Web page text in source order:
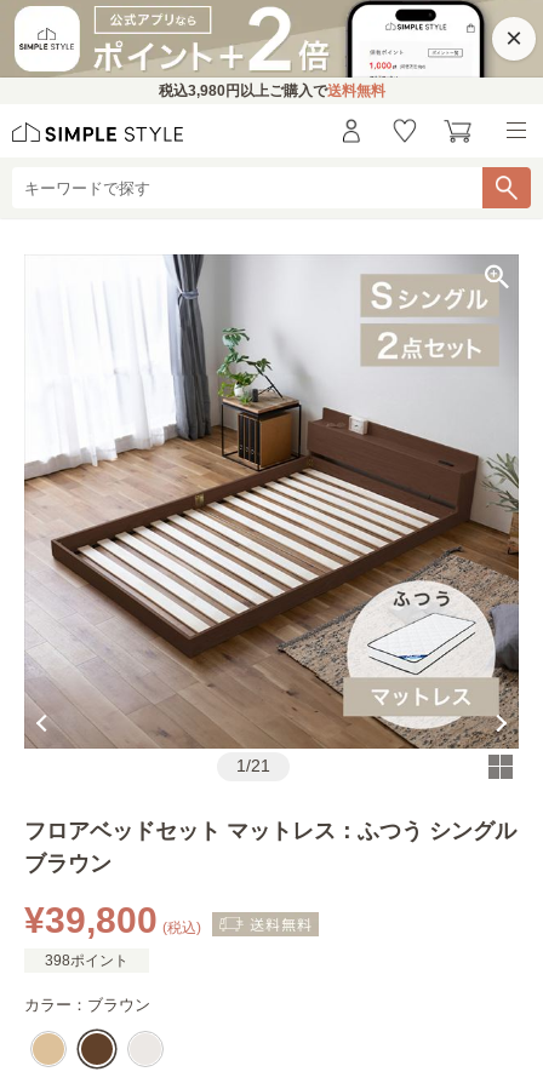
×
税込3,980円 以上ご購入で送料無料
1/21
フロアベッドセット マットレス：ふつう シングル
ブラウン
¥39,800 (税込)
398ポイント
カラー： ブラウン